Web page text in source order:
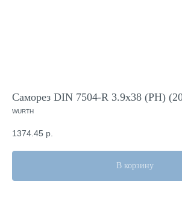
Саморез DIN 7504-R 3.9x38 (PH)
WURTH
1374.45 р.
В корзину